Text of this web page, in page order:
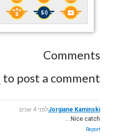
Comments
to post a comment.
Jorgiane Kaminskiלפני 4 שנים
Nice catch....
Report